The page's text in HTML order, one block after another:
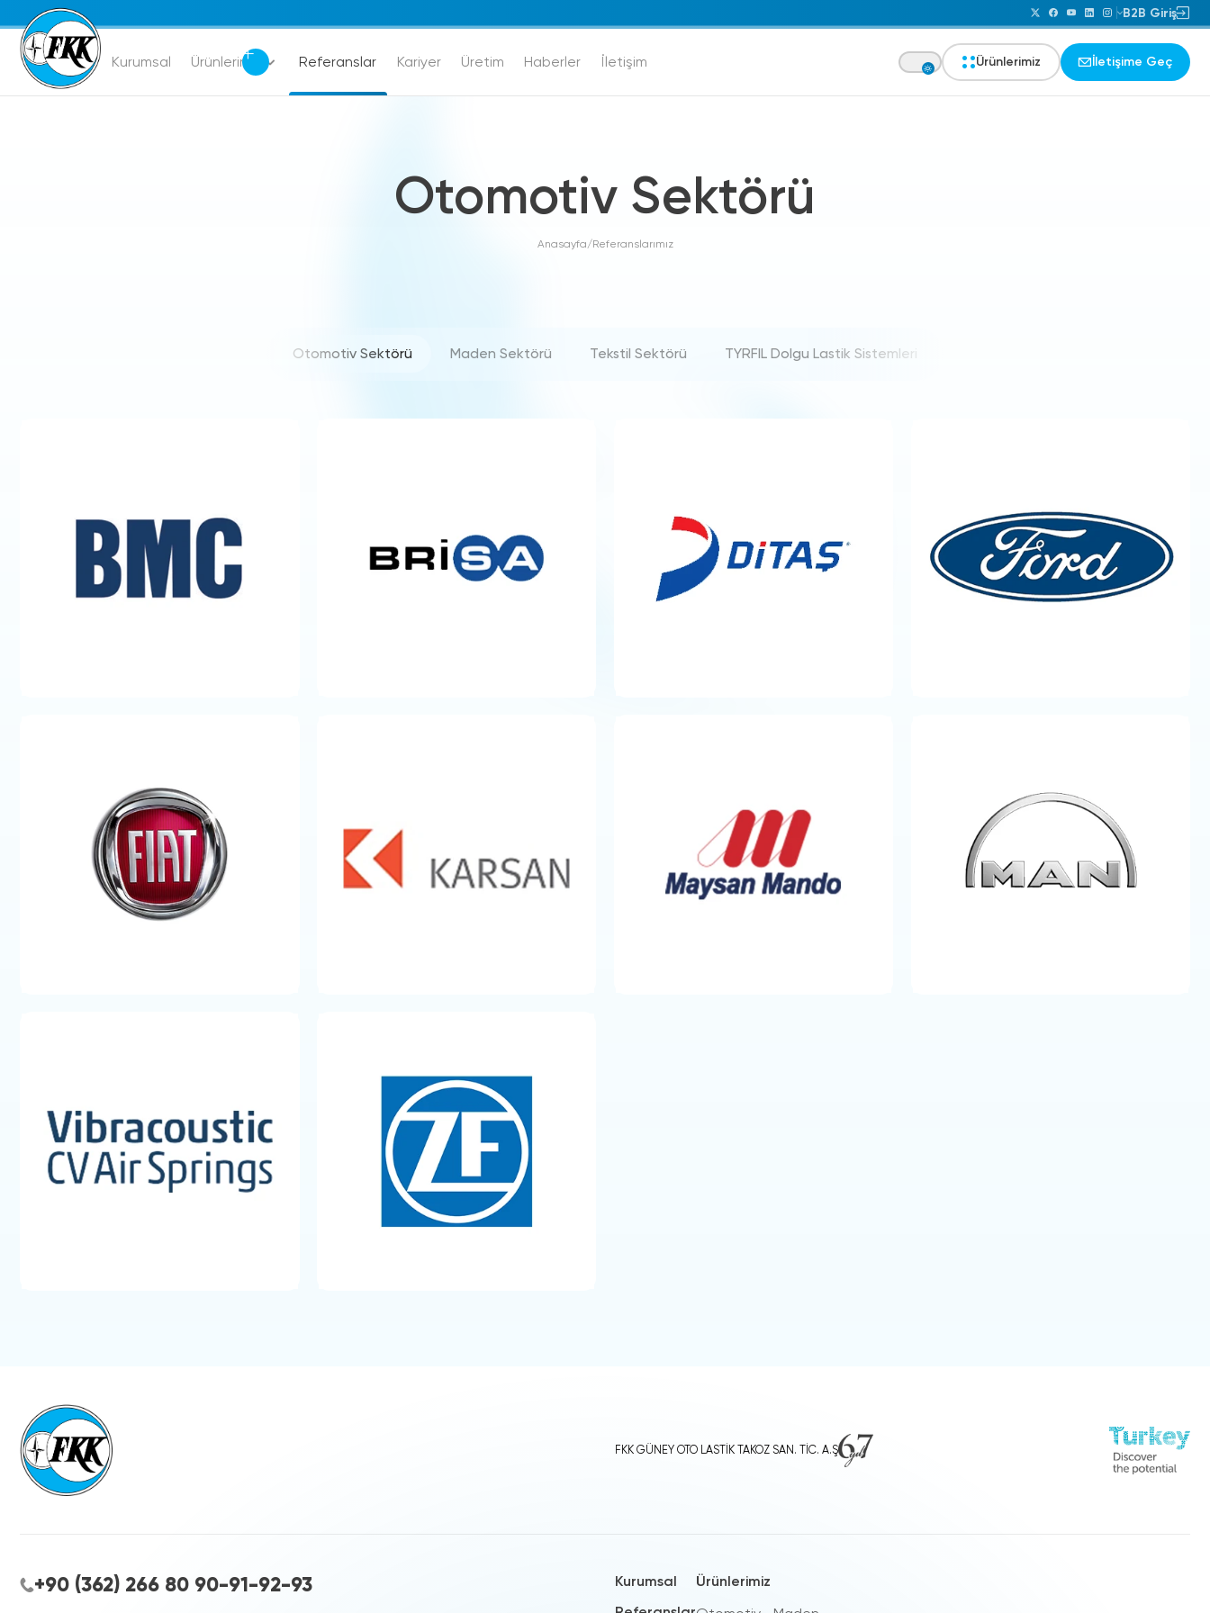
B2B Giriş
Kurumsal Ürünlerimiz Referanslar Kariyer Üretim Haberler İletişim Ürünlerimiz İletişime Geç
Otomotiv Sektörü
Anasayfa/Referanslarımız
Otomotiv Sektörü Maden Sektörü Tekstil Sektörü TYRFIL Dolgu Lastik Sistemleri
FKK GÜNEY OTO LASTİK TAKOZ SAN. TİC. A.Ş
+90 (362) 266 80 90-91-92-93
Kurumsal
Ürünlerimiz